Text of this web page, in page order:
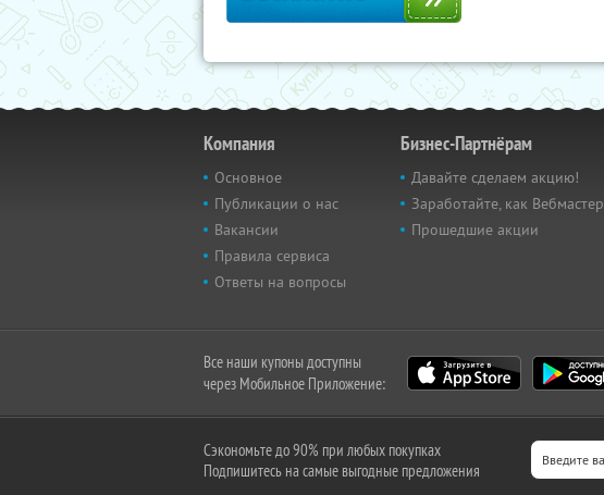
Компания
Основное
Публикации о нас
Вакансии
Правила сервиса
Ответы на вопросы
Бизнес-Партнёрам
Давайте сделаем акцию!
Заработайте, как Вебмастер
Прошедшие акции
Все наши купоны доступны
через Мобильное Приложение:
Сэкономьте до 90% при любых покупках
Подпишитесь на самые выгодные предложения